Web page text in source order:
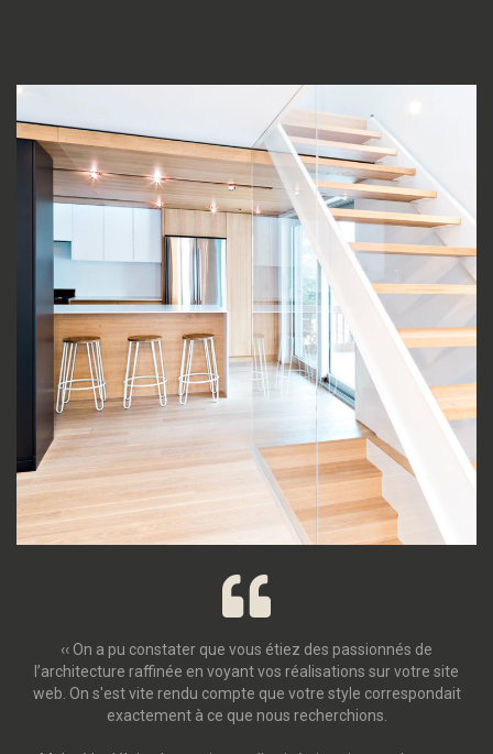
‹‹ On a pu constater que vous étiez des passionnés de
l’architecture raffinée en voyant vos réalisations sur votre site
web. On s'est vite rendu compte que votre style correspondait
exactement à ce que nous recherchions.